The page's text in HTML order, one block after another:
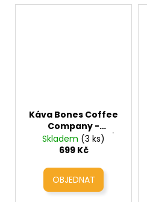
Káva Bones Coffee
Company -
Colombia Single /
Origin
z Kolumbie)
Skladem (3 ks)
699 Kč